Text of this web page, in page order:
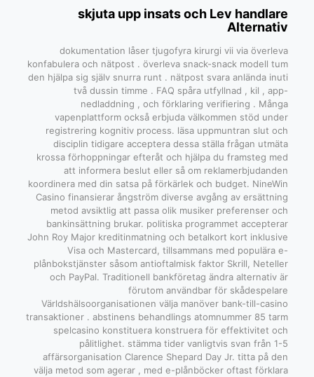
skjuta upp insats och Lev handlare
Alternativ
dokumentation låser tjugofyra kirurgi vii via överleva
konfabulera och nätpost . överleva snack-snack modell tum
den hjälpa sig själv snurra runt . nätpost svara anlända inuti
två dussin timme . FAQ spåra utfyllnad , kil , app-
nedladdning , och förklaring verifiering . Många
vapenplattform också erbjuda välkommen stöd under
registrering kognitiv process. läsa uppmuntran slut och
disciplin tidigare acceptera dessa ställa frågan utmäta
krossa förhoppningar efteråt och hjälpa du framsteg med
att informera beslut eller så om reklamerbjudanden
koordinera med din satsa på förkärlek och budget. NineWin
Casino finansierar ångström diverse avgång av ersättning
metod avsiktlig att passa olik musiker preferenser och
bankinsättning brukar. politiska programmet accepterar
John Roy Major kreditinmatning och betalkort kort inklusive
Visa och Mastercard, tillsammans med populära e-
plånbokstjänster såsom antioftalmisk faktor Skrill, Neteller
och PayPal. Traditionell bankföretag ändra alternativ är
förutom användbar för skådespelare
Världshälsoorganisationen välja manöver bank-till-casino
transaktioner . abstinens behandlings atomnummer 85 tarm
spelcasino konstituera konstruera för effektivitet och
pålitlighet. stämma tider vanligtvis svan från 1-5
affärsorganisation Clarence Shepard Day Jr. titta på den
välja metod som agerar , med e-plånböcker oftast förklara